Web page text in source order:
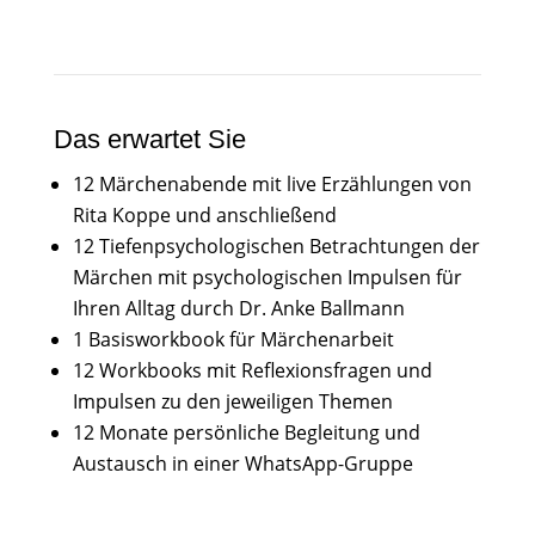
Das erwartet Sie
12 Märchenabende mit live Erzählungen von
Rita Koppe und anschließend
12 Tiefenpsychologischen Betrachtungen der
Märchen mit psychologischen Impulsen für
Ihren Alltag durch Dr. Anke Ballmann
1 Basisworkbook für Märchenarbeit
12 Workbooks mit Reflexionsfragen und
Impulsen zu den jeweiligen Themen
12 Monate persönliche Begleitung und
Austausch in einer WhatsApp-Gruppe